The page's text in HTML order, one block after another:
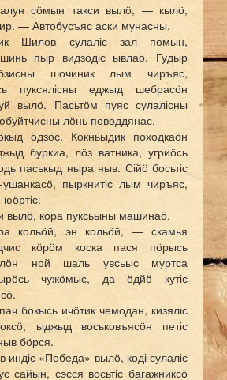
сӧмын такси вылӧ, — кылӧ,
— Автобусъяс аски мунасны.
Шилов сулаліс зал помын,
пыр видзӧдіс ывлаӧ. Гудыр
шочиник лым чиръяс,
пуксялісны еджыд шебрасӧн
вылӧ. Пасьтӧм пуяс сулалісны
лӧнь поводдянас.
ӧдзӧс. Кокньыдик походкаӧн
буркиа, лӧз ватника, угриӧсь
паськыд ныра ныв. Сійӧ босьтіс
пыркнитіс лым чиръяс,
вылӧ, кора пуксьыны машинаӧ.
кольӧй, эн кольӧй, — скамья
кӧрӧм коска пася пӧрысь
ной шаль увсьыс муртса
чужӧмыс, да ӧдйӧ кутіс
бокысь ичӧтик чемодан, кизяліс
ыджыд воськовъясӧн петіс
бӧрся.
«Победа» вылӧ, коді сулаліс
сайын, сэсся восьтіс багажниксӧ